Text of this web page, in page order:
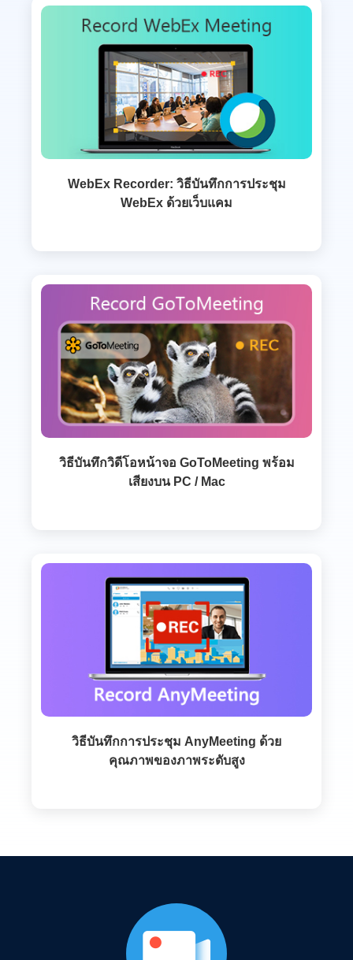
WebEx Recorder: วิธีบันทึกการประชุม
WebEx ด้วยเว็บแคม
วิธีบันทึกวิดีโอหน้าจอ GoToMeeting พร้อม
เสียงบน PC / Mac
วิธีบันทึกการประชุม AnyMeeting ด้วย
คุณภาพของภาพระดับสูง